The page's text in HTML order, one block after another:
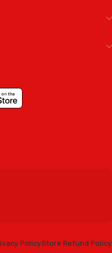
detayda yanınızda.
artırmak için
PolicyStore Refund Policy